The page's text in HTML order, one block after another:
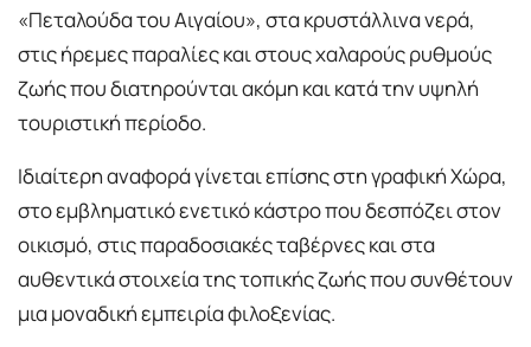
«Πεταλούδα του Αιγαίου», στα κρυστάλλινα νερά,
στις ήρεμες παραλίες και στους χαλαρούς ρυθμούς
ζωής που διατηρούνται ακόμη και κατά την υψηλή
τουριστική περίοδο.
Ιδιαίτερη αναφορά γίνεται επίσης στη γραφική Χώρα,
στο εμβληματικό ενετικό κάστρο που δεσπόζει στον
οικισμό, στις παραδοσιακές ταβέρνες και στα
αυθεντικά στοιχεία της τοπικής ζωής που συνθέτουν
μια μοναδική εμπειρία φιλοξενίας.